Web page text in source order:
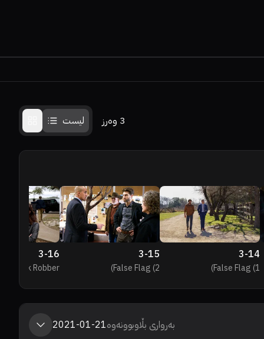
3 وەرز لیست
3-14
False Flag (1)
3-15
False Flag (2)
3-16
a Bank Robber
بەرواری بڵاوبوونەوە2021-01-21